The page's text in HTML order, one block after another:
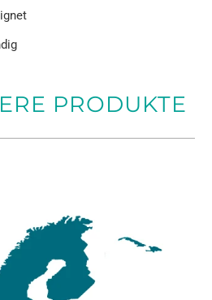
PRODUKTE